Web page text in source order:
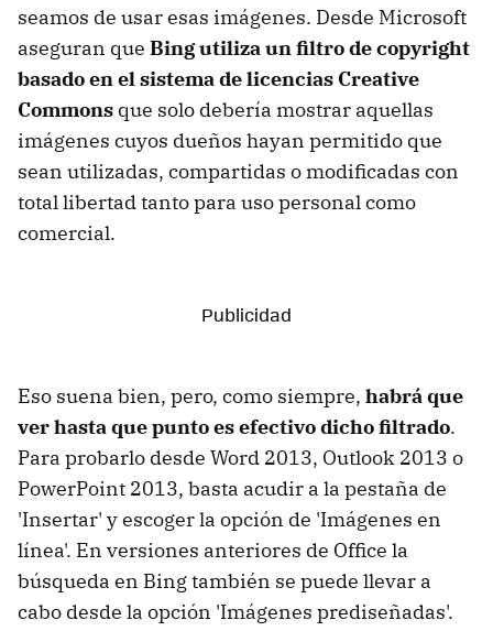
seamos de usar esas imágenes. Desde Microsoft
aseguran que Bing utiliza un filtro de copyright
basado en el sistema de licencias Creative
Commons que solo debería mostrar aquellas
imágenes cuyos dueños hayan permitido que
sean utilizadas, compartidas o modificadas con
total libertad tanto para uso personal como
comercial.
Eso suena bien, pero, como siempre, habrá que
ver hasta que punto es efectivo dicho filtrado.
Para probarlo desde Word 2013, Outlook 2013 o
PowerPoint 2013, basta acudir a la pestaña de
'Insertar' y escoger la opción de 'Imágenes en
línea'. En versiones anteriores de Office la
búsqueda en Bing también se puede llevar a
cabo desde la opción 'Imágenes prediseñadas'.